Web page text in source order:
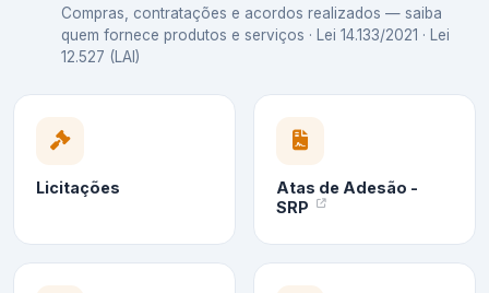
Compras, contratações e acordos realizados — saiba
quem fornece produtos e serviços · Lei 14.133/2021 · Lei
12.527 (LAI)
Licitações
Atas de Adesão -
SRP